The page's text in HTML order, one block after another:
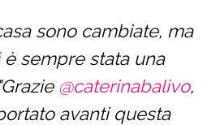
sono cambiate, ma
è sempre stata una
@caterinabalivo,
avanti questa